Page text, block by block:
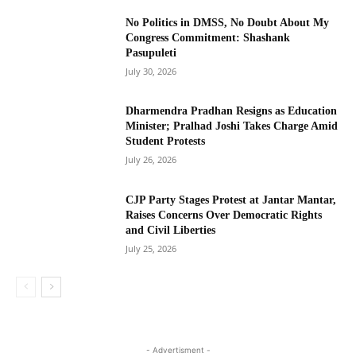
No Politics in DMSS, No Doubt About My
Congress Commitment: Shashank
Pasupuleti
July 30, 2026
Dharmendra Pradhan Resigns as Education
Minister; Pralhad Joshi Takes Charge Amid
Student Protests
July 26, 2026
CJP Party Stages Protest at Jantar Mantar,
Raises Concerns Over Democratic Rights
and Civil Liberties
July 25, 2026
- Advertisment -